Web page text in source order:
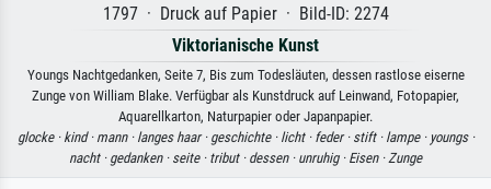
1797 · Druck auf Papier · Bild-ID: 2274
Viktorianische Kunst
Youngs Nachtgedanken, Seite 7, Bis zum Todesläuten, dessen rastlose eiserne
Zunge von William Blake. Verfügbar als Kunstdruck auf Leinwand, Fotopapier,
Aquarellkarton, Naturpapier oder Japanpapier.
glocke · kind · mann · langes haar · geschichte · licht · feder · stift · lampe · youngs ·
nacht · gedanken · seite · tribut · dessen · unruhig · Eisen · Zunge